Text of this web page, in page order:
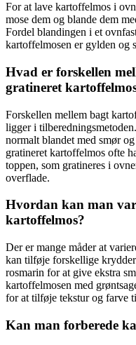
For at lave kartoffelmos i
mose dem og blande dem
Fordel blandingen i et
kartoffelmosen er gylden og
Hvad er forskellen
gratineret
Forskellen mellem bagt
ligger i
normalt blandet med smør
gratineret kartoffelmos ofte
toppen, som gratineres i
overflade.
Hvordan kan man
kartoffelmos?
Der er mange måder at
kan tilføje forskellige
rosmarin for at give ekstra
kartoffelmosen med
for at tilføje tekstur og farve
Kan man forberede